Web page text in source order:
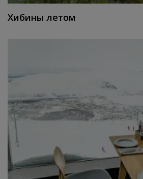
Хибины летом